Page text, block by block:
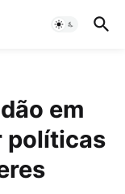
em
políticas